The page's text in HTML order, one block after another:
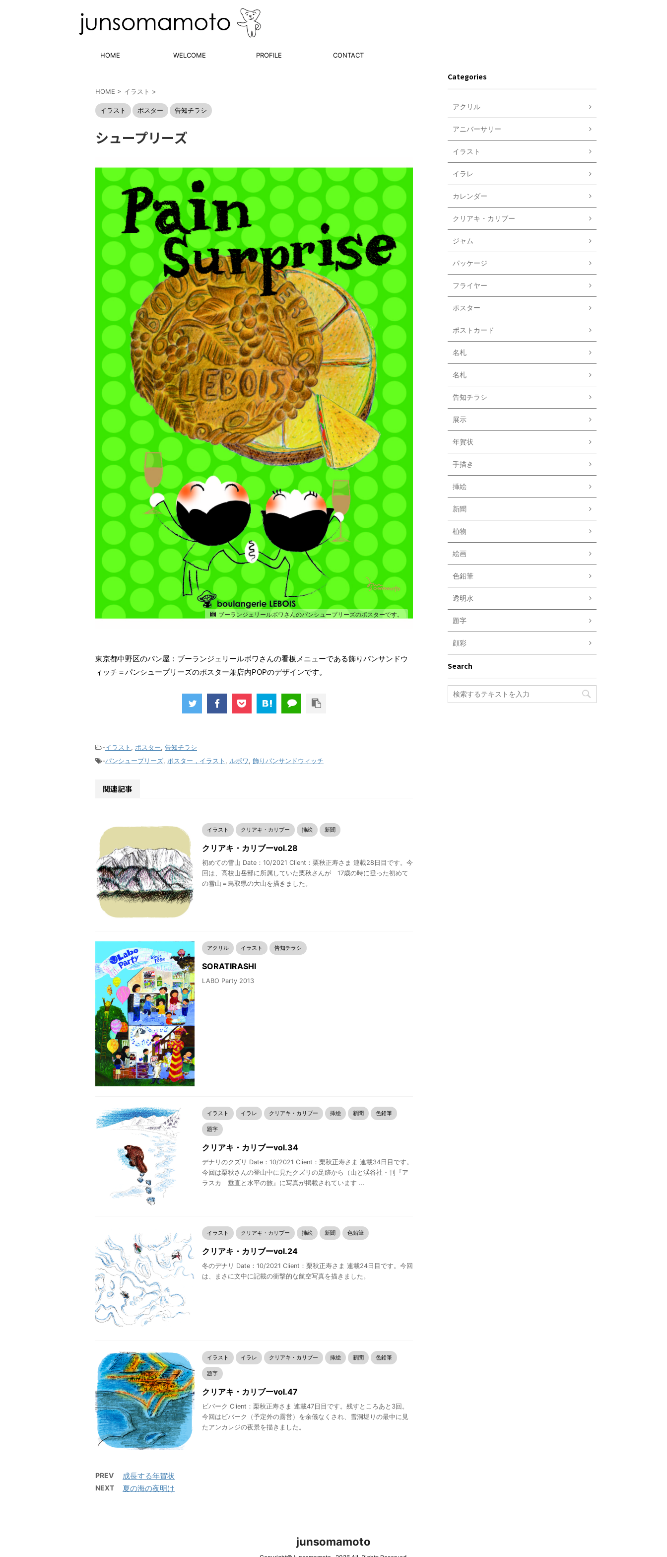
HOME WELCOME PROFILE CONTACT
HOME > イラスト >
イラスト ポスター 告知チラシ
シュープリーズ
ブーランジェリールボワさんのパンシュープリーズのポスターです。
東京都中野区のパン屋：ブーランジェリールボワさんの看板メニューである飾りパンサンドウ
ィッチ＝パンシュープリーズのポスター兼店内POPのデザインです。
-イラスト , ポスター, 告知チラシ
-パンシュープリーズ, ポスター，イラスト , ルボワ, 飾りパンサンドウィッチ
関連記事
イラスト クリアキ・カリブー 挿絵 新聞
クリアキ・カリブーvol.28
初めての雪山 Date：10/2021 Client：栗秋正寿さま 連載28日目です。今
回は、高校山岳部に所属していた栗秋さんが 17歳の時に登った初めて
の雪山＝鳥取県の大山を描きました。
アクリル イラスト 告知チラシ
SORATIRASHI
LABO Party 2013
イラスト イラレ クリアキ・カリブー 挿絵 新聞 色鉛筆
題字
クリアキ・カリブーvol.34
デナリのクズリ Date：10/2021 Client：栗秋正寿さま 連載34日目です。
今回は栗秋さんの登山中に見たクズリの足跡から（山と渓谷社・刊『ア
ラスカ 垂直と水平の旅』に写真が掲載されています ...
イラスト クリアキ・カリブー 挿絵 新聞 色鉛筆
クリアキ・カリブーvol.24
冬のデナリ Date：10/2021 Client：栗秋正寿さま 連載24日目です。今回
は、まさに文中に記載の衝撃的な航空写真を描きました。
イラスト イラレ クリアキ・カリブー 挿絵 新聞 色鉛筆
題字
クリアキ・カリブーvol.47
ビバーク Client：栗秋正寿さま 連載47日目です。残すところあと3回。
今回はビバーク（予定外の露営）を余儀なくされ、雪洞堀りの最中に見
たアンカレジの夜景を描きました。
PREV 成長する年賀状
NEXT 夏の海の夜明け
Categories
アクリル
アニバーサリー
イラスト
イラレ
カレンダー
クリアキ・カリブー
ジャム
パッケージ
フライヤー
ポスター
ポストカード
名札
名札
告知チラシ
展示
年賀状
手描き
挿絵
新聞
植物
絵画
色鉛筆
透明水
題字
顔彩
Search
junsomamoto